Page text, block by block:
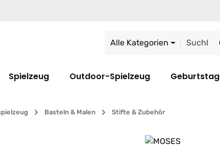
Alle Kategorien
Spielzeug Outdoor-Spielzeug Geburtstag
Basteln & Malen Stifte & Zubehör